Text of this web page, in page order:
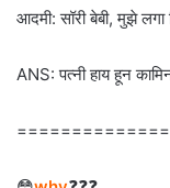
आदमी: सॉरी बेबी, मुझे लगा
ANS: पत्नी हाय हून